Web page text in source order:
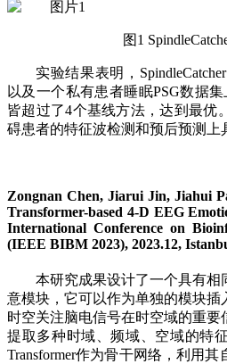
图1
实验结果表明，
以及一个私有患者睡眠PSG数据
皆超过了4个基线方法，达到最优
碍患者的特征波检测和预后预测上
Zongnan Chen, Jiarui Jin, Jiahui
Transformer-based 4-D EEG
International Conference on
(IEEE BIBM 2023), 2023.12,
本研究成果设计了一个具有相
意模块，它可以作为单独的模块
时空关注脑电信号在时空域的重
提取多种时域、频域、空域的特
Transformer作为骨干网络，利用